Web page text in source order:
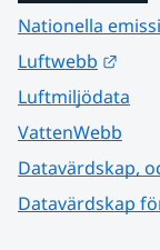
Nationella
Luftwebb
Luftmiljödata
VattenWebb
Datavärdskap,
Datavärdskap